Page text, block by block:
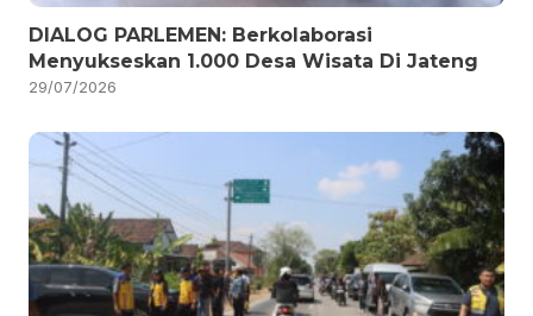
DIALOG PARLEMEN: Berkolaborasi
Menyukseskan 1.000 Desa Wisata Di Jateng
29/07/2026